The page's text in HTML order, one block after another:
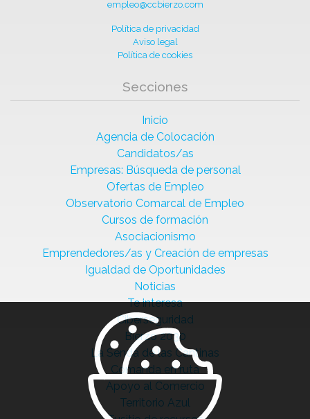
empleo@ccbierzo.com
Política de privacidad
Aviso legal
Política de cookies
Secciones
Inicio
Agencia de Colocación
Candidatos/as
Empresas: Búsqueda de personal
Ofertas de Empleo
Observatorio Comarcal de Empleo
Cursos de formación
Asociacionismo
Emprendedores/as y Creación de empresas
Igualdad de Oportunidades
Noticias
Te interesa
Ciberseguridad
Bierzo 2030
La Senda de las Cantinas
Comanda en ruta
Apoyo al Comercio
Territorio Azul